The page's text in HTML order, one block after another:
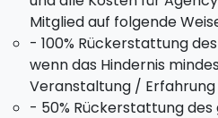
Bootsgehen.
Mitglied auf folgende
- 100% Rückerstattung
wenn das Hindernis
Veranstaltung /
- 50% Rückerstattung